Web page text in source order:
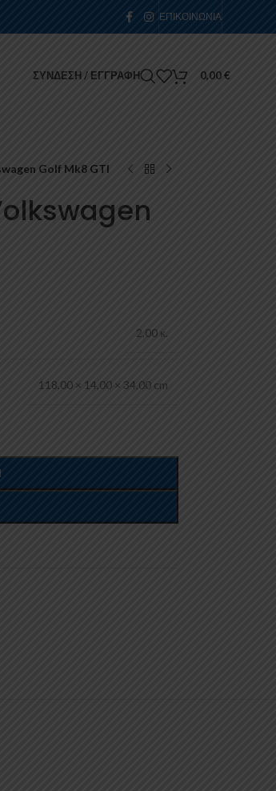
ΕΠΙΚΟΙΝΩΝΊΑ
ΣΎΝΔΕΣΗ / ΕΓΓΡΑΦΉ 0,00€
Golf Mk8 GTI
2,00 κ.
118,00 × 14,00 × 34,00 cm